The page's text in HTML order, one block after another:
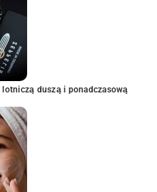
duszą i ponadczasową